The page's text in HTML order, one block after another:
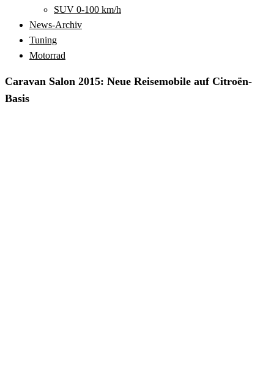
SUV 0-100 km/h
News-Archiv
Tuning
Motorrad
Caravan Salon 2015: Neue Reisemobile auf Citroën-
Basis